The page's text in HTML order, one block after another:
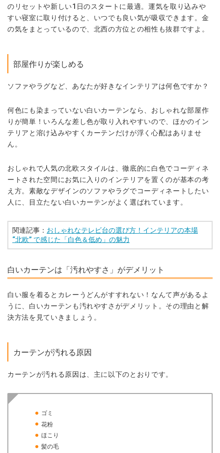
のリセットや新しい1日のスタートに最適。運気を取り込みや
すい寝室に取り付けると、いつでも良い気が吸収できます。金
の気をまとっているので、北西の方位との相性も抜群ですよ。
部屋作りが楽しめる
ソファやラグなど、あなたが好きなインテリアは何色ですか？
何色にも染まっていない白いカーテンなら、おしゃれな部屋作
りが簡単！いろんな差し色が取り入れやすいので、ほかのイン
テリアと溶け込みやすくカーテンだけが浮く心配はありませ
ん。
おしゃれで人気の北欧スタイルは、徹底的に白色でコーディネ
ートされた空間にお気に入りのインテリアを置くのが基本の考
え方。素敵なデザインのソファやラグでコーディネートしたい
人に、目立たない白いカーテンがよく選ばれています。
関連記事： おしゃれなテレビ台の選び方！インテリアの本場
“北欧” で感じた「白色＆低め」の魅力
白いカーテンは「汚れやすさ」がデメリット
白い服を着るとカレーうどんがすすれない！なんて声があるよ
うに、白いカーテンも汚れやすさがデメリット。その理由と解
決方法を見ていきましょう。
カーテンが汚れる原因
カーテンが汚れる原因は、主に以下のとおりです。
ゴミ
花粉
ほこり
髪の毛